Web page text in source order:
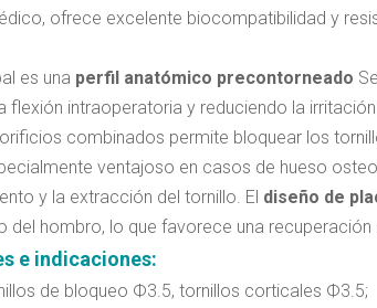
ofrece excelente biocompatibilidad y
es una perfil anatómico precontorneado
flexión intraoperatoria y reduciendo la
combinados permite bloquear los
ventajoso en casos de hueso
y la extracción del tornillo. El diseño de
del hombro, lo que favorece una
e indicaciones:
de bloqueo Ф3.5, tornillos corticales Ф3.5;